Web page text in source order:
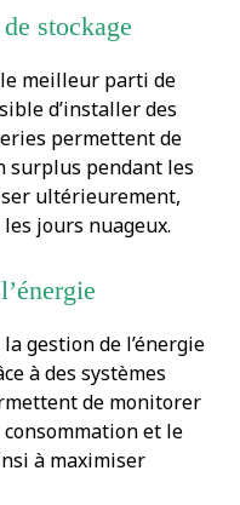
stockage
meilleur parti de
d’installer des
permettent de
surplus pendant les
ultérieurement,
jours nuageux.
gestion de l’énergie
à des systèmes
de monitorer
et le
à maximiser